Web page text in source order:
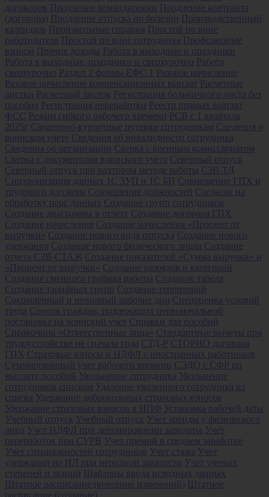
договоров Продление командировки Продление контракта
(договора) Продление отпуска по болезни Производственный
календарь
Произвольные справки Простой по вине
работодателя Простой по вине сотрудника Профсоюзные
взносы Прочие доходы Работа в выходные и праздники
Работа в выходные, праздники и сверхурочно Работа
сверхурочно Раздел 2 формы ЕФС 1 Разовое начисление
Разовое начисление компенсационных выплат Расчетные
листки Расчетный листок Регистрация больничного листа без
пособия Регистрация переработки Реестр прямых выплат
ФСС
Режим гибкого рабочего времени РСВ с 1 квартала
2025г Санаторно-курортные путевки сотрудникам Сведения о
воинском учете Сведения об инвалидности сотрудника
Сведения об организации Сверка с военным комиссариатом
Сверка с документами воинского учета Северный отпуск
Северный отпуск при вахтовом методе работы СЗВ-ТД
Синхронизация данных 1С ЗУП и 1С БП Совмещение ГПХ и
трудового договора Совмещение должностей Согласие на
обработку перс данных Создание групп сотрудников
Создание диаграммы в отчете Создание договора ГПХ
Создание начисления Создание начисления «Процент от
выручки» Создание нового вида отпуска Создание нового
удержания Создание нового физического лицаа Создание
отчета СЗВ-СТАЖ Создание показателей «Сумма выручки» и
«Процент от выручки» Создание разрядов и категорий
Создание сменного графика работы Создание табеля
Создание тарифных групп Создание территорий
Сокращённый и неполный рабочие дни Спецоценка условий
труда Список граждан, подлежащих первоначальной
постановке на воинский учет Справки для пособий
Справочник «Ответственные лица» Стандартные вычеты при
трудоустройстве не сначала года СТД-Р СТОРНО договора
ГПХ Страховые взносы и НДФЛ с иностранных работников
Суммированный учет рабочего времени СЭДО с СФР по
выплате пособий Увольнение сотрудника Увольнение
сотрудников списком Удаление уволенного сотрудника из
списка Удержание добровольных страховых взносов
Удержание страховых взносов в НПФ Установка рабочей даты
Учебный отпуск Учебный отпуск Учет аренды у физического
лица Учет НДФЛ при депонировании зарплаты Учет
переработок при СУРВ Учет премий в среднем заработке
Учет специальностей сотрудников Учет стажа Учет
удержаний по ИЛ при неполной занятости Учет ученых
степеней и званий Шаблоны ввода исходных данных
Штатное расписание (внесение изменений) Штатное
расписание (создание)